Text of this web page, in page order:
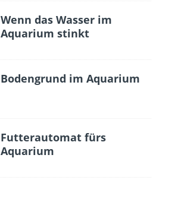
Wenn das Wasser im
Aquarium stinkt
Bodengrund im Aquarium
Futterautomat fürs
Aquarium